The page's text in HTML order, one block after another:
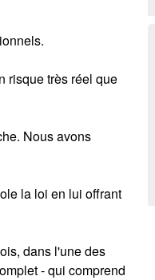
risque très réel que
Nous avons
la loi en lui offrant
dans l'une des
- qui comprend